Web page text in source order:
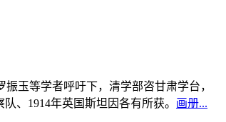
玉等学者呼吁下，清学部咨甘肃学台，
、1914年英国斯坦因各有所获。 画册...